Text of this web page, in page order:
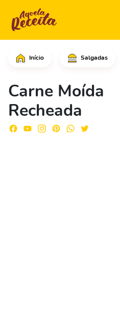
Início Salgadas
Carne Moída
Recheada
Comece